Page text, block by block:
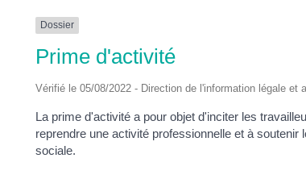
POTS
Dossier
Prime d'activité
Vérifié le 05/08/2022 - Direction de l'information légale et
La prime d'activité a pour objet d'inciter les
reprendre une activité professionnelle et à
sociale.